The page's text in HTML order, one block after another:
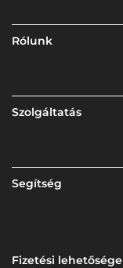
Rólunk
Szolgáltatás
Segítség
Fizetési